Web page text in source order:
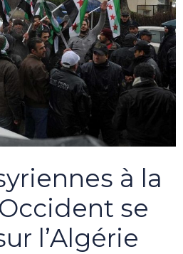
à la
se
l’Algérie